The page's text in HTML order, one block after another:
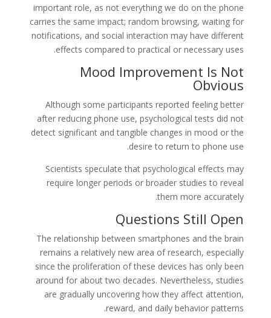
important role, as not everything we do on the phone
carries the same impact; random browsing, waiting for
notifications, and social interaction may have different
effects compared to practical or necessary uses.
Mood Improvement Is Not
Obvious
Although some participants reported feeling better
after reducing phone use, psychological tests did not
detect significant and tangible changes in mood or the
desire to return to phone use.
Scientists speculate that psychological effects may
require longer periods or broader studies to reveal
them more accurately.
Questions Still Open
The relationship between smartphones and the brain
remains a relatively new area of research, especially
since the proliferation of these devices has only been
around for about two decades. Nevertheless, studies
are gradually uncovering how they affect attention,
reward, and daily behavior patterns.